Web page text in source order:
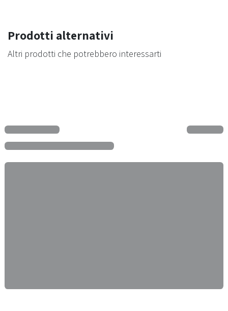
Prodotti alternativi
Altri prodotti che potrebbero interessarti